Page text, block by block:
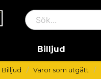
Billjud
Billjud Varor som utgått